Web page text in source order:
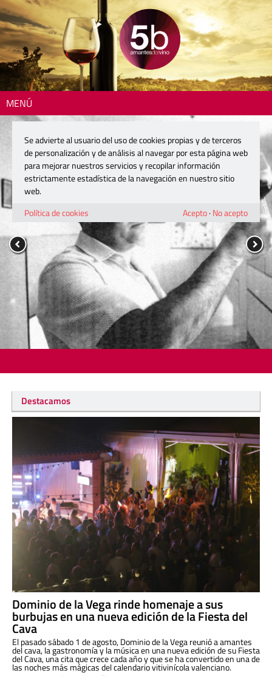
MENÚ
Destacamos
Dominio de la Vega rinde homenaje a sus
burbujas en una nueva edición de la Fiesta del
Cava
El pasado sábado 1 de agosto, Dominio de la Vega reunió a amantes
del cava, la gastronomía y la música en una nueva edición de su Fiesta
del Cava, una cita que crece cada año y que se ha convertido en una de
las noches más mágicas del calendario vitivinícola valenciano.
Se advierte al usuario del uso de cookies propias y de terceros
de personalización y de análisis al navegar por esta página web
para mejorar nuestros servicios y recopilar información
estrictamente estadística de la navegación en nuestro sitio
web.
Política de cookies
Acepto· No acepto